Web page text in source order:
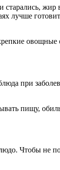
жир
лучше
овощные
при
пищу,
Чтобы не